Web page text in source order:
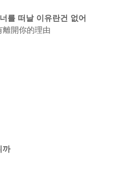
를 떠날 이유란건 없어
離開你的理由
까